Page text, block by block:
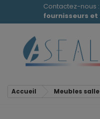
Contactez-nous
fournisseurs
Accueil Meubles